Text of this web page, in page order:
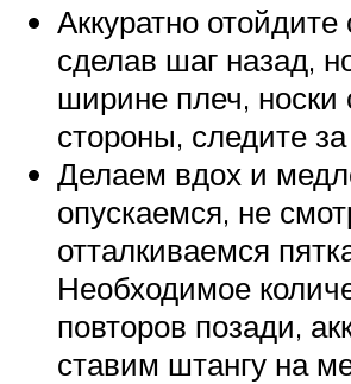
Аккуратно отойдите
сделав шаг назад,
ширине плеч, носки
стороны, следите
Делаем вдох и
опускаемся, не
отталкиваемся
Необходимое
повторов позади,
ставим штангу на